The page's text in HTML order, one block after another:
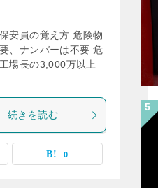
安員の覚え方 危険物
、ナンバーは不要 危
場長の3,000万以上
続きを読む
0